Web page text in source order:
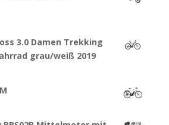
3.0 Damen Trekking
grau/weiß 2019